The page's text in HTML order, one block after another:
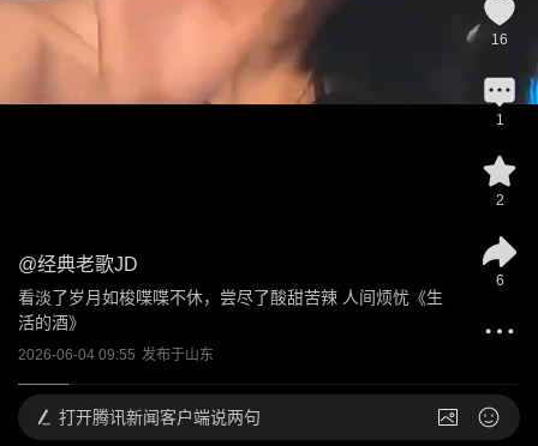
@经典老歌JD
看淡了岁月如梭喋喋不休，尝尽了酸甜苦辣 人间烦忧《生
活的酒》
2026-06-04 09:55 发布于山东
16
1
2
6
打开腾讯新闻客户端说两句